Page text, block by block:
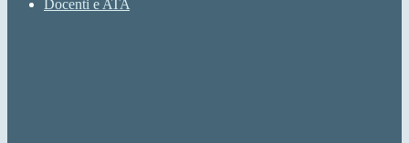
Docenti e ATA